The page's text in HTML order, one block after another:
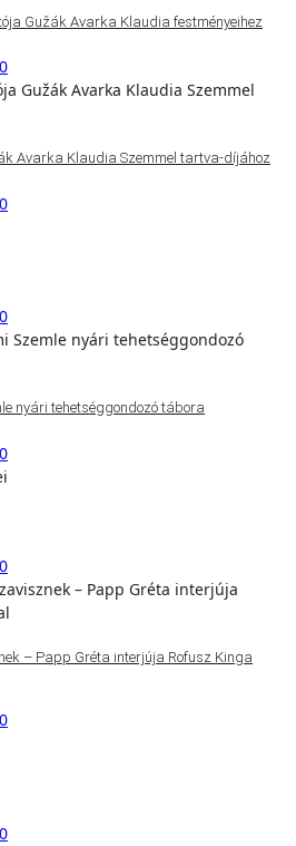
Gužák Avarka Klaudia festményeihez
0
Avarka Klaudia Szemmel tartva-díjához
0
0
nyári tehetséggondozó tábora
0
0
– Papp Gréta interjúja Rofusz Kinga
0
0